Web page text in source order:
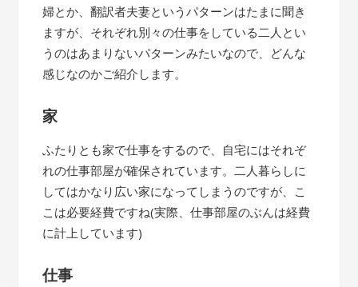
婦とか、翻訳者夫妻というパターンはたまに聞き
ますが、それぞれ別々の仕事をしている二人とい
うのはあまりないパターンみたいなので、どんな
感じなのかご紹介します。
家
ふたりとも家で仕事をするので、自宅にはそれぞ
れの仕事部屋が確保されています。二人暮らしに
してはかなり広い家になってしまうのですが、こ
こは必要経費ですね(実際、仕事部屋のぶんは経費
に計上しています)
仕事